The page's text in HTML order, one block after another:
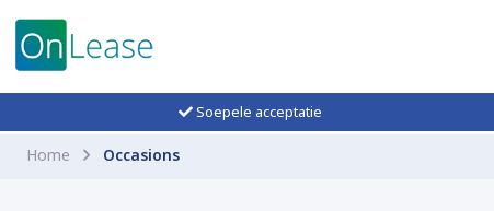
Soepele acceptatie
Home Occasions